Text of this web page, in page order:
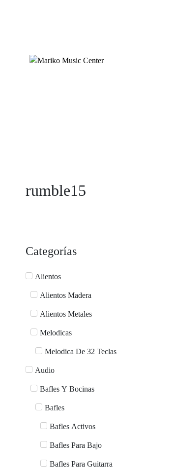
rumble15
Categorías
Alientos
Alientos Madera
Alientos Metales
Melodicas
Melodica De 32 Teclas
Audio
Bafles Y Bocinas
Bafles
Bafles Activos
Bafles Para Bajo
Bafles Para Guitarra